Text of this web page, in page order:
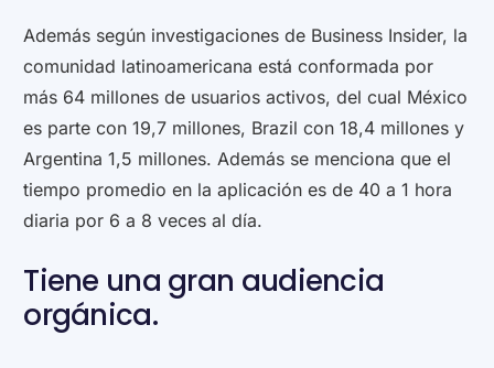
Además según investigaciones de Business Insider, la
comunidad latinoamericana está conformada por
más 64 millones de usuarios activos, del cual México
es parte con 19,7 millones, Brazil con 18,4 millones y
Argentina 1,5 millones. Además se menciona que el
tiempo promedio en la aplicación es de 40 a 1 hora
diaria por 6 a 8 veces al día.
Tiene una gran audiencia
orgánica.